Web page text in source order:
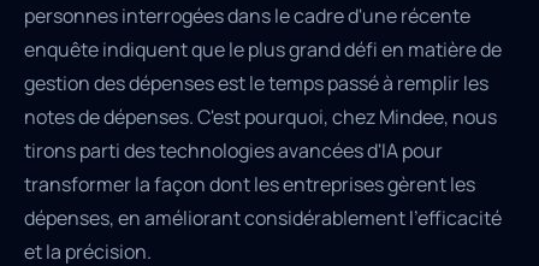
personnes interrogées dans le cadre d'une récente
enquête indiquent que le plus grand défi en matière de
gestion des dépenses est le temps passé à remplir les
notes de dépenses. C'est pourquoi, chez Mindee, nous
tirons parti des technologies avancées d'IA pour
transformer la façon dont les entreprises gèrent les
dépenses, en améliorant considérablement l'efficacité
et la précision.